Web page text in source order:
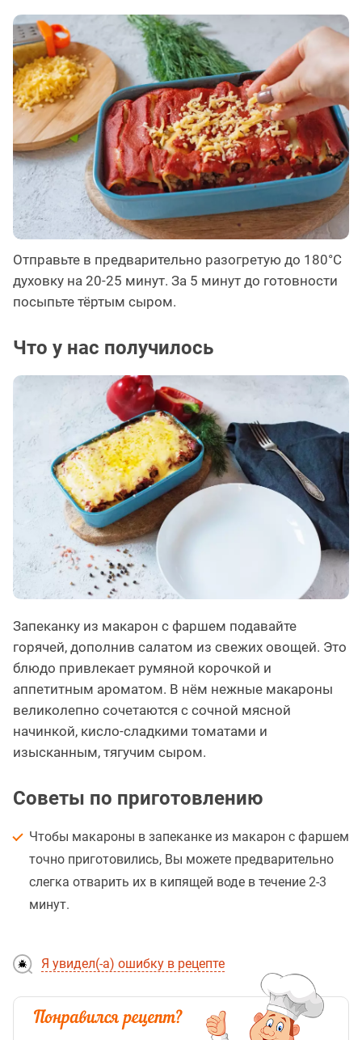
Отправьте в предварительно разогретую до 180°C
духовку на 20-25 минут. За 5 минут до готовности
посыпьте тёртым сыром.
Что у нас получилось
Запеканку из макарон с фаршем подавайте
горячей, дополнив салатом из свежих овощей. Это
блюдо привлекает румяной корочкой и
аппетитным ароматом. В нём нежные макароны
великолепно сочетаются с сочной мясной
начинкой, кисло-сладкими томатами и
изысканным, тягучим сыром.
Советы по приготовлению
Чтобы макароны в запеканке из макарон с фаршем
точно приготовились, Вы можете предварительно
слегка отварить их в кипящей воде в течение 2-3
минут.
Я увидел(-а) ошибку в рецепте